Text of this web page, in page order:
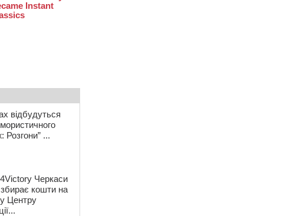
відбудуться
Розгони” ...
Черкаси
кошти на
Центру